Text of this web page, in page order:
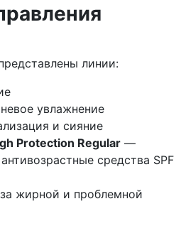
линии:
увлажнение
и сияние
Protection Regular —
средства SPF
жирной и проблемной